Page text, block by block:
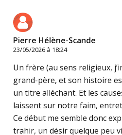
Pierre Hélène-Scande
23/05/2026 à 18:24
Un frère (au sens religieux,
grand-père, et son histoire
un titre alléchant. Et les
laissent sur notre faim,
Ce début me semble donc
trahir, un désir quelque peu